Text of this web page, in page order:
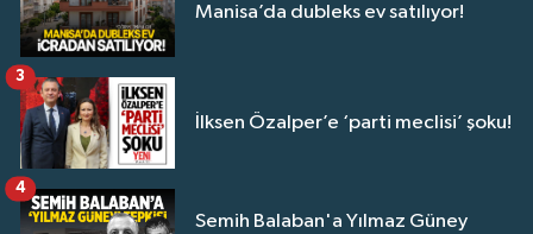
Manisa’da dubleks ev satılıyor!
İlksen Özalper’e ‘parti meclisi’ şoku!
3
Semih Balaban'a Yılmaz Güney
4